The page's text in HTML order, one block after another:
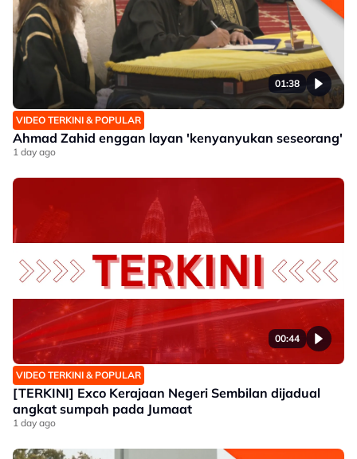
01:38
VIDEO TERKINI & POPULAR
Ahmad Zahid enggan layan 'kenyanyukan seseorang'
1 day ago
00:44
VIDEO TERKINI & POPULAR
[TERKINI] Exco Kerajaan Negeri Sembilan dijadual
angkat sumpah pada Jumaat
1 day ago